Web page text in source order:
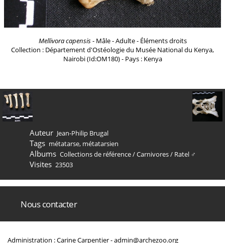
Mellivora capensis- Mâle - Adulte - Éléments droits
Collection : Département d'Ostéologie du Musée National du Kenya,
Nairobi (Id:OM180) - Pays : Kenya
Auteur Jean-Philip Brugal
Tags métatarse, métatarsien
Albums Collections de référence/Carnivores/ Ratel ♂
Visites 23503
Nous contacter
Administration : Carine Carpentier -admin@archezoo.org